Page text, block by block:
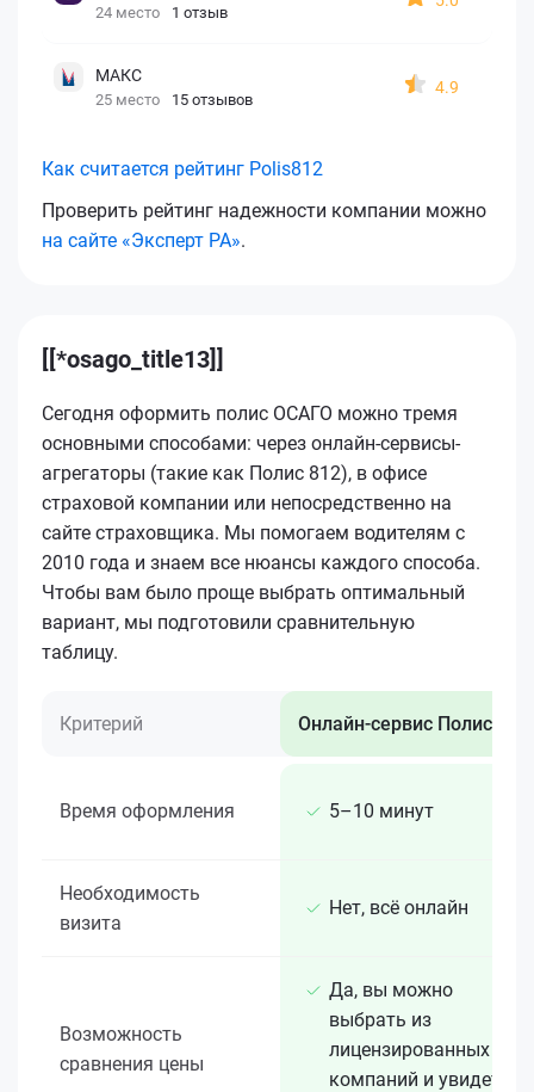
24 место 1 отзыв
МАКС
25 место 15 отзывов
4.9
Как считается рейтинг Polis812
Проверить рейтинг надежности компании можно
на сайте «Эксперт РА».
[[*osago_title13]]
Сегодня оформить полис ОСАГО можно тремя
основными способами: через онлайн-сервисы-
агрегаторы (такие как Полис 812), в офисе
страховой компании или непосредственно на
сайте страховщика. Мы помогаем водителям с
2010 года и знаем все нюансы каждого способа.
Чтобы вам было проще выбрать оптимальный
вариант, мы подготовили сравнительную
таблицу.
Критерий Онлайн-сервис Полис 812
Время оформления 5–10 минут
Необходимость
визита
Нет, всё онлайн
Возможность
сравнения цены
Да, вы можно
выбрать из
лицензированных 15+
компаний и увидеть,